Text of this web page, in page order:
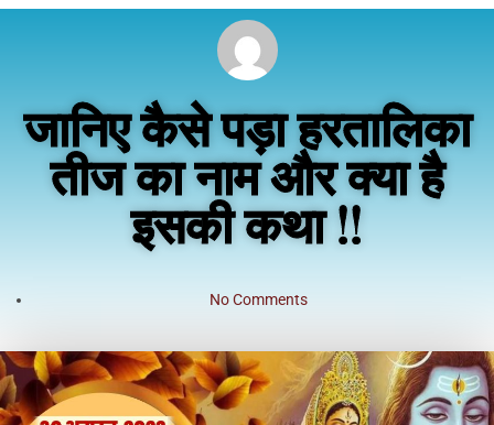
जानिए कैसे पड़ा हरतालिका
तीज का नाम और क्या है
इसकी कथा !!
No Comments